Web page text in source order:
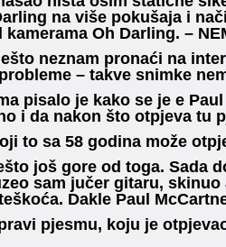
na više pokušaja i
Oh Darling. –
neznam pronaći na
– takve snimke
pisalo je kako se je e
i da nakon što otpjeva tu
to sa 58 godina može
još gore od toga. Sada
sam jučer gitaru,
Dakle Paul
pjesmu, koju je